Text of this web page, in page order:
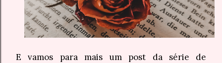
E vamos para mais um post da série de